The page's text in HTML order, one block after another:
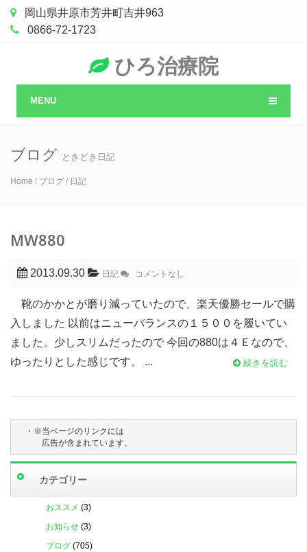
岡山県井原市芳井町吉井963
0866-72-1723
ひろ治療院
MENU
ブログ ときどき日記
Home / ブログ / 日記
MW880
2013.09.30 日記 コメントなし
靴のかかとが磨り減っていたので、楽天優勝セールで購
入しました 以前はニューバランスの１５００を履いてい
ました。少しスリムだったので 今回の880は４Ｅなので、
ゆったりとした感じです。 ...
続きを読む
・※当ページのリンクには
広告が含まれています。
カテゴリー
おススメ (3)
お知らせ (3)
ブログ (705)